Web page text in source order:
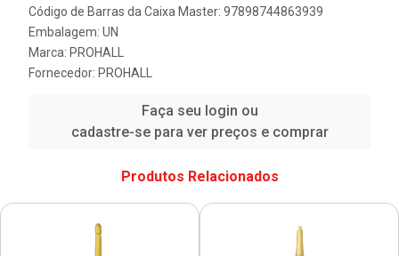
Código de Barras da Caixa Master: 97898744863939
Embalagem: UN
Marca: PROHALL
Fornecedor: PROHALL
Faça seu login ou
cadastre-se para ver preços e comprar
Produtos Relacionados